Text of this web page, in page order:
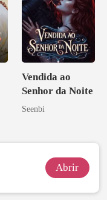
Vendida ao
Senhor da Noite
Seenbi
Abrir